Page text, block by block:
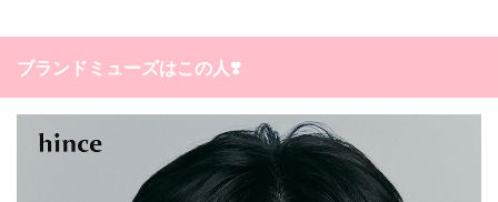
ブランドミューズはこの人❣️